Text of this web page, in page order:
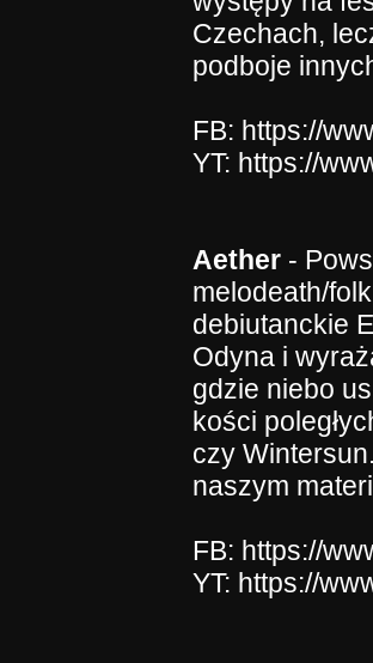
Czechach,
podboje
FB: https://
YT: https://
Aether -
melodeath/
debiutanckie
Odyna i
gdzie niebo
kości
czy
naszym
FB: https://
YT: https://